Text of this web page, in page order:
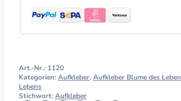
Art.-Nr.: 1120
Kategorien:Aufkleber,Aufkleber Blume des
Lebens
Stichwort:Aufkleber